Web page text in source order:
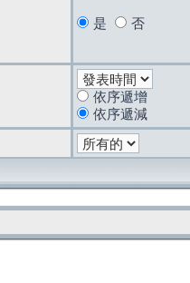
是 否
依序遞增
依序遞減